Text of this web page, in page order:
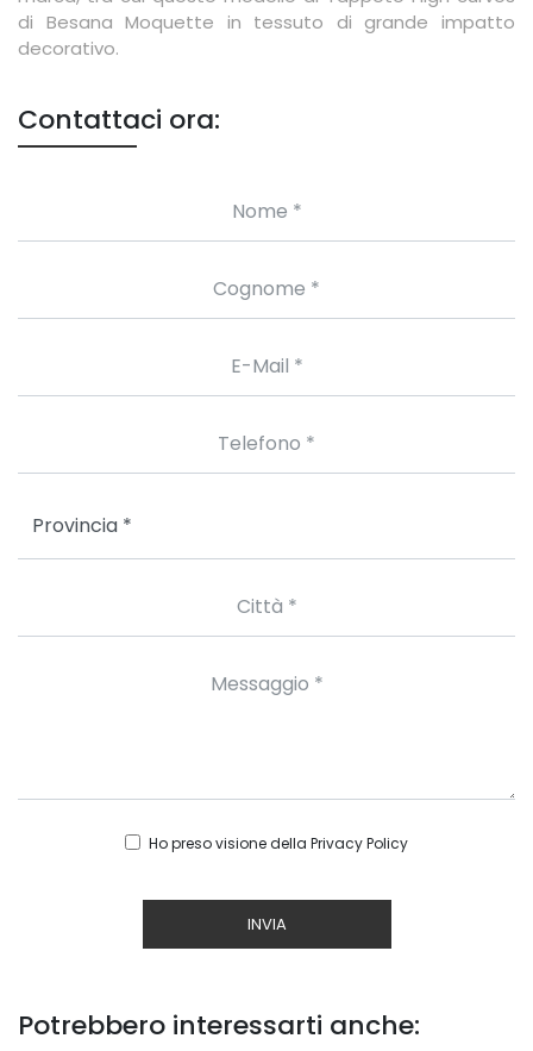
di Besana Moquette in tessuto di grande impatto
decorativo.
Contattaci ora:
Ho preso visione della Privacy Policy
INVIA
Potrebbero interessarti anche: